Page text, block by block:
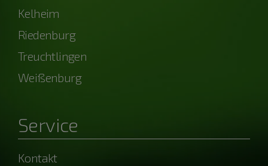
Kelheim
Riedenburg
Treuchtlingen
Weißenburg
Service
Kontakt